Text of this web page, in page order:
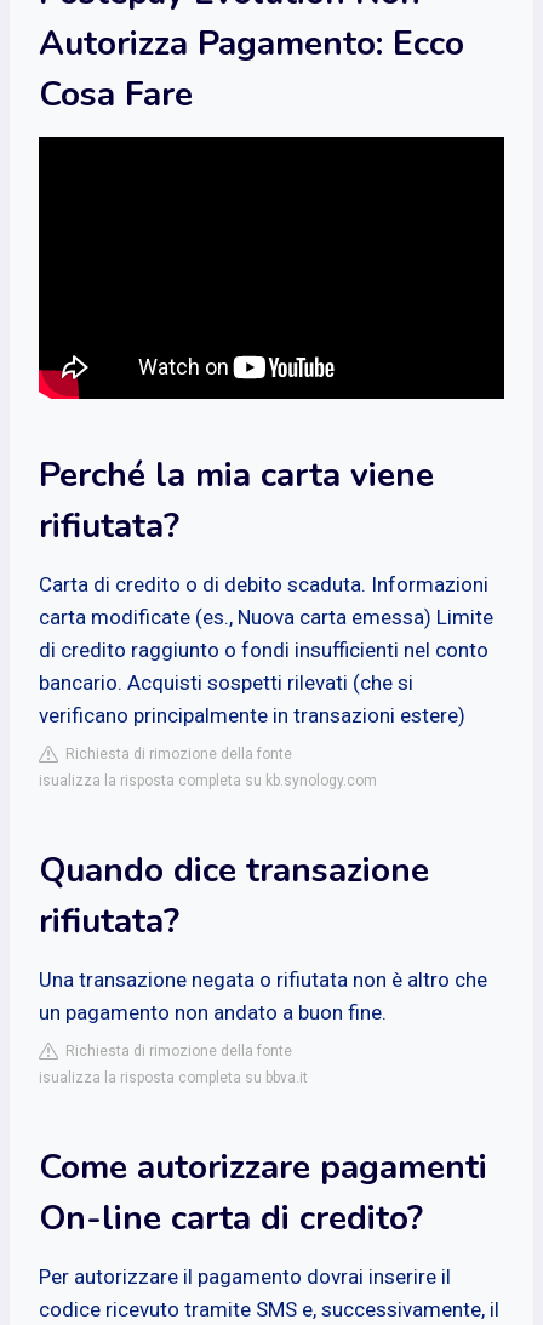
Autorizza Pagamento: Ecco
Cosa Fare
Perché la mia carta viene
rifiutata?
Carta di credito o di debito scaduta. Informazioni
carta modificate (es., Nuova carta emessa) Limite
di credito raggiunto o fondi insufficienti nel conto
bancario. Acquisti sospetti rilevati (che si
verificano principalmente in transazioni estere)
Richiesta di rimozione della fonte
isualizza la risposta completa su kb.synology.com
Quando dice transazione
rifiutata?
Una transazione negata o rifiutata non è altro che
un pagamento non andato a buon fine.
Richiesta di rimozione della fonte
isualizza la risposta completa su bbva.it
Come autorizzare pagamenti
On-line carta di credito?
Per autorizzare il pagamento dovrai inserire il
codice ricevuto tramite SMS e, successivamente, il